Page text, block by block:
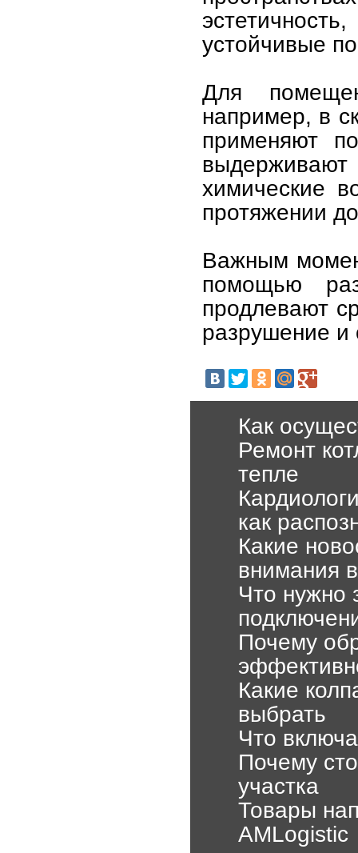
устойчивые
Для
например, в
применяют
химические
протяжении
Важным
помощью
продлевают
разрушение и
Как
Ремонт
тепле
как
Какие
внимания
Что нужно
Почему
Какие
выбрать
Что
Почему
участка
Товары
AMLogistic